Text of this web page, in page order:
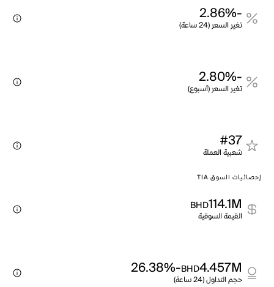
-2.86%
تغير السعر (24 ساعة)
-2.80%
تغير السعر (أسبوع)
#37
شعبية العملة
إحصائيات السوق TIA
114.1M
BHD
القيمة السوقية
4.457M
BHD
-26.38%
حجم التداول (24 ساعة)